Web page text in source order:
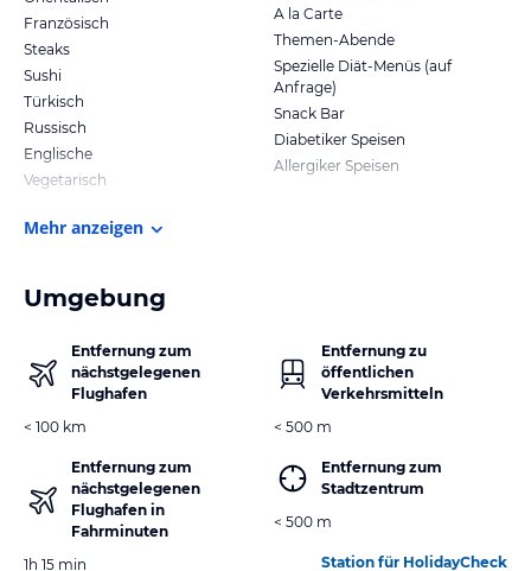
Französisch
Steaks
Sushi
Türkisch
Russisch
Englische
Vegetarisch
A la Carte
Themen-Abende
Spezielle Diät-Menüs (auf
Anfrage)
Snack Bar
Diabetiker Speisen
Allergiker Speisen
Mehr anzeigen
Umgebung
Entfernung zum
nächstgelegenen
Flughafen
< 100 km
Entfernung zum
nächstgelegenen
Flughafen in
Fahrminuten
1h 15 min
Entfernung zu
öffentlichen
Verkehrsmitteln
< 500 m
Entfernung zum
Stadtzentrum
< 500 m
Station für HolidayCheck